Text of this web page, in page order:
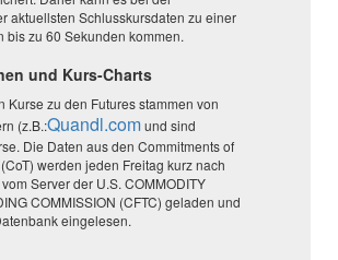
aktuellsten Schlusskursdaten zu einer
bis zu 60 Sekunden kommen.
und Kurs-Charts
Kurse zu den Futures stammen von
(z.B.:Quandl.comund sind
Die Daten aus den Commitments of
werden jeden Freitag kurz nach
Server der U.S. COMMODITY
COMMISSION (CFTC) geladen und
eingelesen.